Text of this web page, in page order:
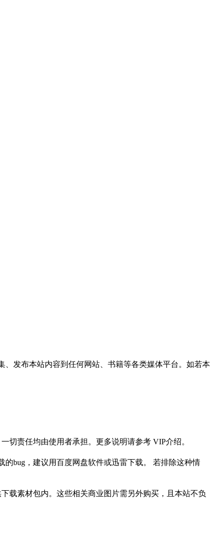
发布本站内容到任何网站、书籍等各类媒体平台。如若本
切责任均由使用者承担。更多说明请参考 VIP介绍。
bug，建议用百度网盘软件或迅雷下载。 若排除这种情
载素材包内。这些相关商业图片需另外购买，且本站不负